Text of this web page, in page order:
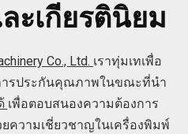
ะเกียรตินิยม
Co., Ltd. เราทุ่มเทเพื่อ
ารประกันคุณภาพในขณะที่นำ
เพื่อตอบสนองความต้องการ
ความเชี่ยวชาญในเครื่องพิมพ์